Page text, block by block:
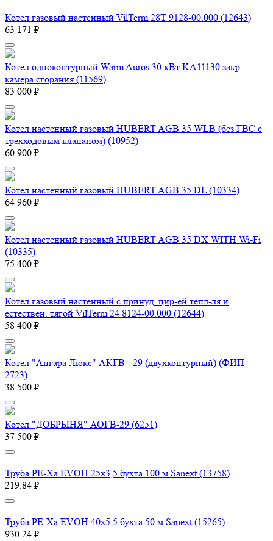
Котел газовый настенный VilTerm 28T 9128-00.000 (12643)
63 171 ₽
Котел одноконтурный Warm Auros 30 кВт KA11130 закр.
камера сгорания (11569)
83 000 ₽
Котел настенный газовый HUBERT AGB 35 WLB (без ГВС с
трехходовым клапаном) (10952)
60 900 ₽
Котел настенный газовый HUBERT AGB 35 DL (10334)
64 960 ₽
Котел настенный газовый HUBERT AGB 35 DX WITH Wi-Fi
(10335)
75 400 ₽
Котел газовый настенный с принуд. цир-ей тепл-ля и
естествен. тягой VilTerm 24 8124-00.000 (12644)
58 400 ₽
Котел "Ангара Люкс" АКГВ - 29 (двухконтурный) (ФИП
2723)
38 500 ₽
Котел "ДОБРЫНЯ" АОГВ-29 (6251)
37 500 ₽
Труба PE-Xa EVOH 25x3,5 бухта 100 м Sanext (13758)
219.84 ₽
Труба PE-Xa EVOH 40x5,5 бухта 50 м Sanext (15265)
930.24 ₽